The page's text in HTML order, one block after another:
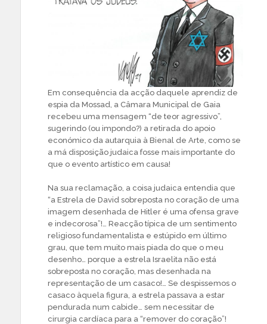
Em consequência da acção daquele aprendiz de
espia da Mossad, a Câmara Municipal de Gaia
recebeu uma mensagem “de teor agressivo”,
sugerindo (ou impondo?) a retirada do apoio
económico da autarquia à Bienal de Arte, como se
a má disposição judaica fosse mais importante do
que o evento artístico em causa!
Na sua reclamação, a coisa judaica entendia que
“a Estrela de David sobreposta no coração de uma
imagem desenhada de Hitler é uma ofensa grave
e indecorosa”!… Reacção típica de um sentimento
religioso fundamentalista e estúpido em último
grau, que tem muito mais piada do que o meu
desenho… porque a estrela Israelita não está
sobreposta no coração, mas desenhada na
representação de um casaco!… Se despissemos o
casaco àquela figura, a estrela passava a estar
pendurada num cabide… sem necessitar de
cirurgia cardíaca para a “remover do coração”!